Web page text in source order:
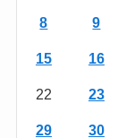
8 9
15 16
22 23
29 30